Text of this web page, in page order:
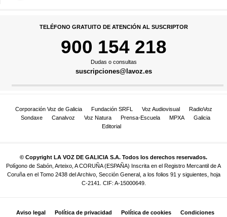
TELÉFONO GRATUITO DE ATENCIÓN AL SUSCRIPTOR
900 154 218
Dudas o consultas
suscripciones@lavoz.es
Corporación Voz de Galicia Fundación SRFL Voz Audiovisual
RadioVoz
Sondaxe
Canalvoz Voz Natura Prensa-Escuela MPXA
Galicia
Editorial
© Copyright LA VOZ DE GALICIA S.A. Todos los derechos reservados.
Polígono de Sabón, Arteixo, A CORUÑA (ESPAÑA) Inscrita en el Registro Mercantil de A
Coruña en el Tomo 2438 del Archivo, Sección General, a los folios 91 y siguientes, hoja
C-2141. CIF: A-15000649.
Aviso legal Política de privacidad Política de cookies Condiciones